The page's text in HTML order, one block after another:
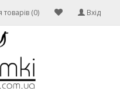
Вхід
(0)